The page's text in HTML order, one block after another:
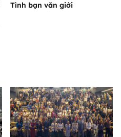
Tình bạn văn giới